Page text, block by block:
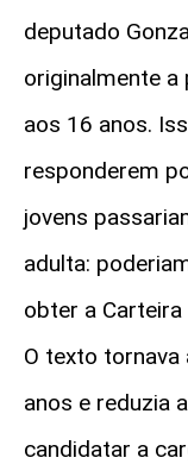
deputado
originalmente a
aos 16 anos.
responderem
jovens
adulta:
obter a
O texto
anos e reduzia
candidatar a